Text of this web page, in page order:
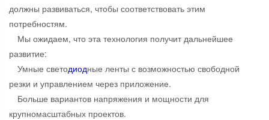
должны развиваться, чтобы соответствовать этим
потребностям.
Мы ожидаем, что эта технология получит дальнейшее
развитие:
Умные светодиодные ленты с возможностью свободной
резки и управлением через приложение.
Больше вариантов напряжения и мощности для
крупномасштабных проектов.